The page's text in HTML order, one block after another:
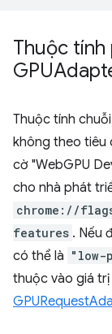
Thuộc
Thuộc tính chuỗi
không theo tiêu
cờ "WebGPU
cho nhà phát
chrome://
features . Nếu
có thể là "low-
thuộc vào giá